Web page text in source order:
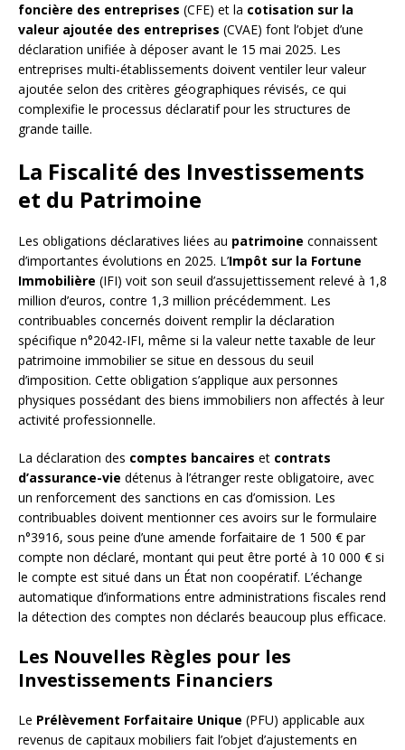
foncière des entreprises (CFE) et la cotisation sur la
valeur ajoutée des entreprises (CVAE) font l’objet d’une
déclaration unifiée à déposer avant le 15 mai 2025. Les
entreprises multi-établissements doivent ventiler leur valeur
ajoutée selon des critères géographiques révisés, ce qui
complexifie le processus déclaratif pour les structures de
grande taille.
La Fiscalité des Investissements
et du Patrimoine
Les obligations déclaratives liées au patrimoine connaissent
d’importantes évolutions en 2025. L’Impôt sur la Fortune
Immobilière (IFI) voit son seuil d’assujettissement relevé à 1,8
million d’euros, contre 1,3 million précédemment. Les
contribuables concernés doivent remplir la déclaration
spécifique n°2042-IFI, même si la valeur nette taxable de leur
patrimoine immobilier se situe en dessous du seuil
d’imposition. Cette obligation s’applique aux personnes
physiques possédant des biens immobiliers non affectés à leur
activité professionnelle.
La déclaration des comptes bancaires et contrats
d’assurance-vie détenus à l’étranger reste obligatoire, avec
un renforcement des sanctions en cas d’omission. Les
contribuables doivent mentionner ces avoirs sur le formulaire
n°3916, sous peine d’une amende forfaitaire de 1 500 € par
compte non déclaré, montant qui peut être porté à 10 000 € si
le compte est situé dans un État non coopératif. L’échange
automatique d’informations entre administrations fiscales rend
la détection des comptes non déclarés beaucoup plus efficace.
Les Nouvelles Règles pour les
Investissements Financiers
Le Prélèvement Forfaitaire Unique (PFU) applicable aux
revenus de capitaux mobiliers fait l’objet d’ajustements en